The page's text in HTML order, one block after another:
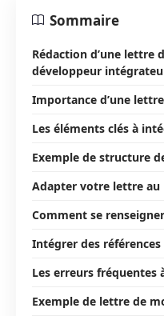
Sommaire
Rédaction d’une
développeur
Importance d’une
Les éléments clés à
Exemple de structure
Adapter votre lettre au
Comment se
Intégrer des références
Les erreurs fréquentes
Exemple de lettre de